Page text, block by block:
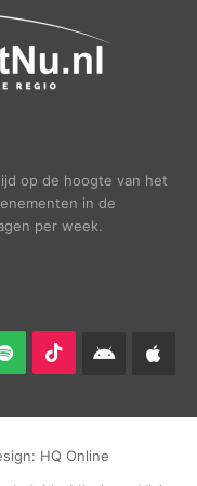
op de hoogte van het
in de
per week.
Spotify TikTokAndroid
HQ Online